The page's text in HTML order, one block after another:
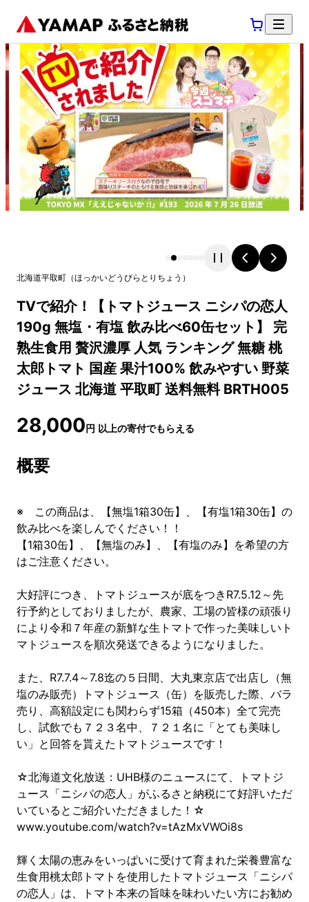
北海道平取町 （ほっかいどう びらとりちょう ）
TVで紹介！【トマトジュース ニシパの恋人
190g 無塩・有塩 飲み比べ60缶セット】 完
熟生食用 贅沢濃厚 人気 ランキング 無糖 桃
太郎トマト 国産 果汁100% 飲みやすい 野菜
ジュース 北海道 平取町 送料無料 BRTH005
28,000円 以上の寄付でもらえる
概要
※ この商品は、【無塩1箱30缶】、【有塩1箱30缶】の
飲み比べを楽しんでください！！
【1箱30缶】、【無塩のみ】、【有塩のみ】を希望の方
はご注意ください。
大好評につき、トマトジュースが底をつきR7.5.12～先
行予約としておりましたが、農家、工場の皆様の頑張り
により令和７年産の新鮮な生トマトで作った美味しいト
マトジュースを順次発送できるようになりました。
また、R7.7.4～7.8迄の５日間、大丸東京店で出店し（無
塩のみ販売）トマトジュース（缶）を販売した際、バラ
売り、高額設定にも関わらず15箱（450本）全て完売
し、試飲でも７２３名中、７２１名に「とても美味し
い」と回答を貰えたトマトジュースです！
☆北海道文化放送：UHB様のニュースにて、トマトジ
ュース「ニシパの恋人」がふるさと納税にて好評いただ
いているとご紹介いただきました！☆
www.youtube.com/watch?v=tAzMxVWOi8s
輝く太陽の恵みをいっぱいに受けて育まれた栄養豊富な
生食用桃太郎トマトを使用したトマトジュース「ニシパ
の恋人」は、トマト本来の旨味を味わいたい方にお勧め